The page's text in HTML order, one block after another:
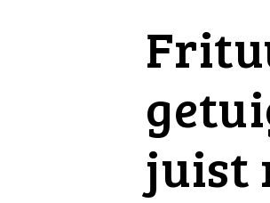
juist